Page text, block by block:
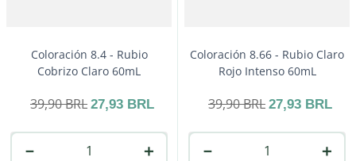
Coloración 8.4 - Rubio
Cobrizo Claro 60mL
39,90BRL 27,93 BRL
＋
－
Coloración 8.66 - Rubio Claro
Rojo Intenso 60mL
39,90BRL 27,93 BRL
＋
－